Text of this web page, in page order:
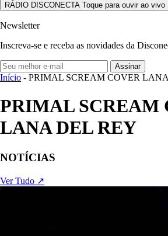
RÁDIO DISCONECTA Toque para ouvir ao vivo
Newsletter
Inscreva-se e receba as novidades da
Assinar
Início - PRIMAL SCREAM COVER
PRIMAL SCREAM
LANA DEL REY
NOTÍCIAS
Ver Tudo ↗